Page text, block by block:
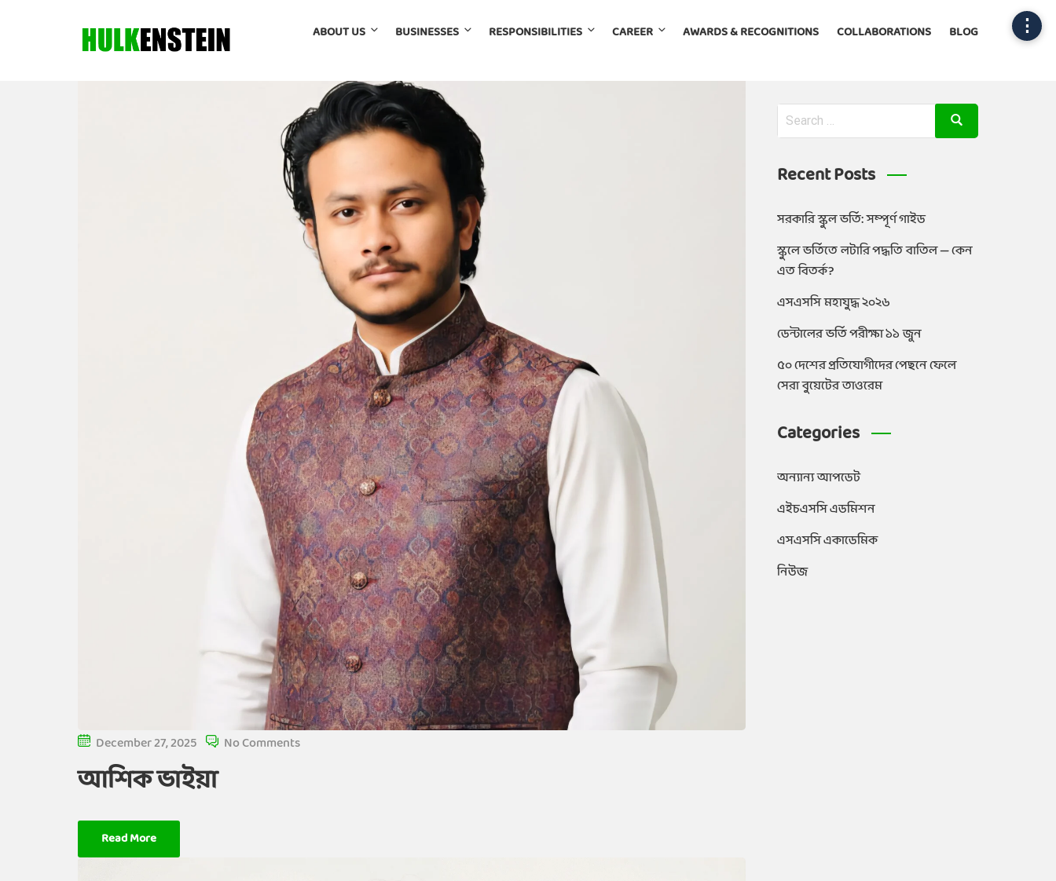
ABOUT US BUSINESSES RESPONSIBILITIES CAREER AWARDS & RECOGNITIONS COLLABORATIONS BLOG
December 27, 2025 No Comments
আশিক ভাইয়া
Read More
Recent Posts
সরকারি স্কুল ভর্তি: সম্পূর্ণ গাইড
স্কুলে ভর্তিতে লটারি পদ্ধতি বাতিল — কেন
এত বিতর্ক?
এসএসসি মহাযুদ্ধ ২০২৬
ডেন্টালের ভর্তি পরীক্ষা ১১ জুন
৫০ দেশের প্রতিযোগীদের পেছনে ফেলে
সেরা বুয়েটের তাওরেম
Categories
অন্যান্য আপডেট
এইচএসসি এডমিশন
এসএসসি একাডেমিক
নিউজ
⋮